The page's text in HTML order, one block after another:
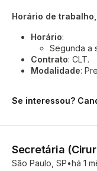
Horário de
Horário:
Segunda a
Contrato: CLT.
Modalidade:
Se interessou?
Secretária
São Paulo, SP há 1